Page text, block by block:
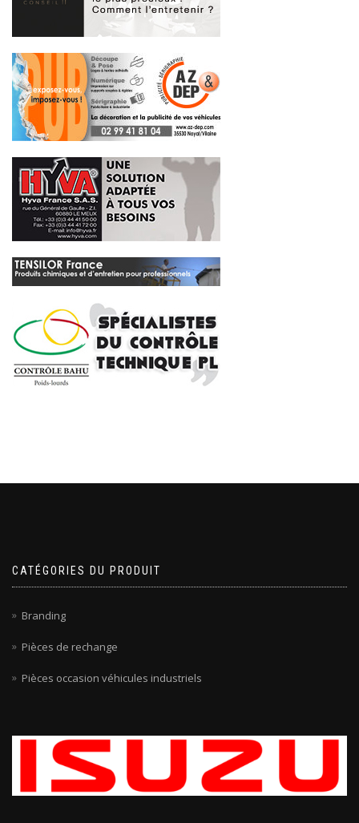
CATÉGORIES DU PRODUIT
Branding
Pièces de rechange
Pièces occasion véhicules industriels